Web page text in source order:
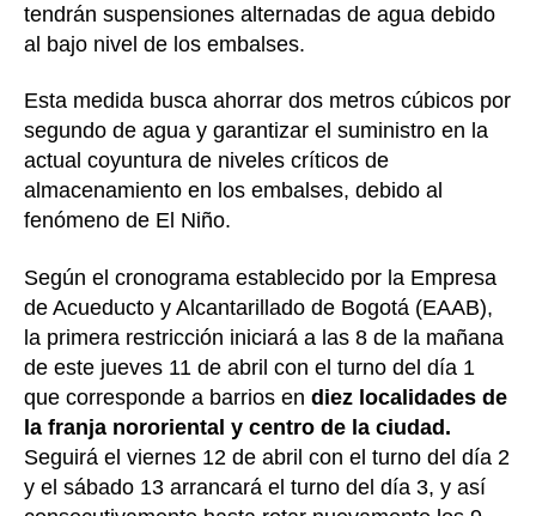
tendrán suspensiones alternadas de agua debido
al bajo nivel de los embalses.
Esta medida busca ahorrar dos metros cúbicos por
segundo de agua y garantizar el suministro en la
actual coyuntura de niveles críticos de
almacenamiento en los embalses, debido al
fenómeno de El Niño.
Según el cronograma establecido por la Empresa
de Acueducto y Alcantarillado de Bogotá (EAAB),
la primera restricción iniciará a las 8 de la mañana
de este jueves 11 de abril con el turno del día 1
que corresponde a barrios en diez localidades de
la franja nororiental y centro de la ciudad.
Seguirá el viernes 12 de abril con el turno del día 2
y el sábado 13 arrancará el turno del día 3, y así